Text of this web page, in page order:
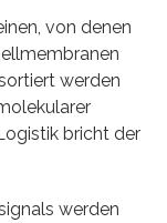
von denen
werden
bricht der
werden